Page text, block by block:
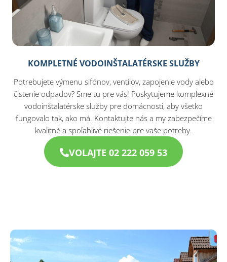
KOMPLETNÉ VODOINŠTALATÉRSKE SLUŽBY
Potrebujete výmenu sifónov, ventilov, zapojenie vody alebo
čistenie odpadov? Sme tu pre vás! Poskytujeme komplexné
vodoinštalatérske služby pre domácnosti, aby všetko
fungovalo tak, ako má. Kontaktujte nás a my zabezpečíme
kvalitné a spoľahlivé riešenie pre vaše potreby.
VOLAJTE 02 222 059 53